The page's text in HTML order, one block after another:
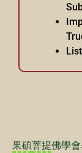
果碩菩提佛學